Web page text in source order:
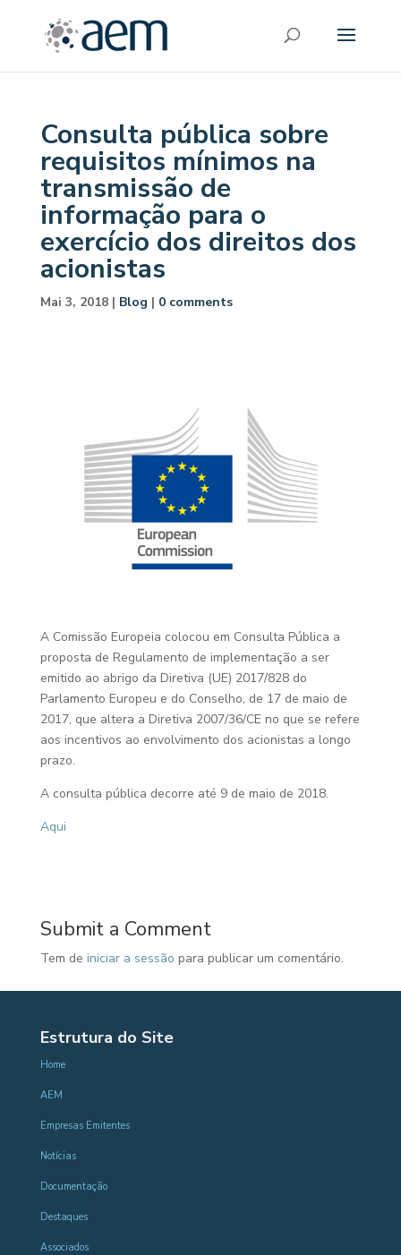
Consulta pública sobre
requisitos mínimos na
transmissão de
informação para o
exercício dos direitos dos
acionistas
Mai 3, 2018| Blog | 0 comments
A Comissão Europeia colocou em Consulta Pública a
proposta de Regulamento de implementação a ser
emitido ao abrigo da Diretiva (UE) 2017/828 do
Parlamento Europeu e do Conselho, de 17 de maio de
2017, que altera a Diretiva 2007/36/CE no que se refere
aos incentivos ao envolvimento dos acionistas a longo
prazo.
A consulta pública decorre até 9 de maio de 2018.
Aqui
Submit a Comment
Tem de iniciar a sessão para publicar um comentário.
Estrutura do Site
Home
AEM
Empresas Emitentes
Notícias
Documentação
Destaques
Associados